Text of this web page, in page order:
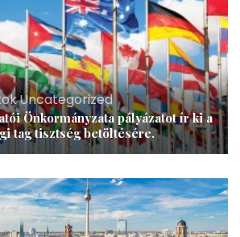
,Uncategorized
Önkormányzata pályázatot ír ki a
tag tisztség betöltésére.